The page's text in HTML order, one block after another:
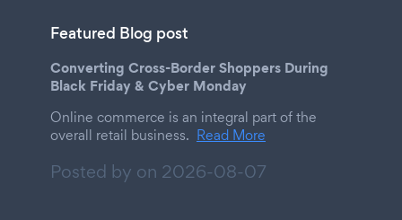
Featured Blog post
Converting Cross-Border Shoppers During
Black Friday & Cyber Monday
Online commerce is an integral part of the
overall retail business. Read More
Posted by on 2026-08-07